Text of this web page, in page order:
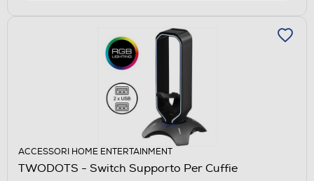
ACCESSORI HOME ENTERTAINMENT
TWODOTS - Switch Supporto Per Cuffie